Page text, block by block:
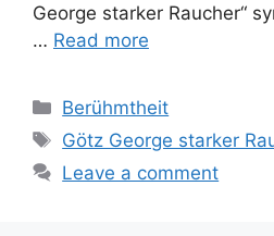
George starker Raucher“
… Read more
Categories
Berühmtheit
Tags
Götz George starker
Leave a comment